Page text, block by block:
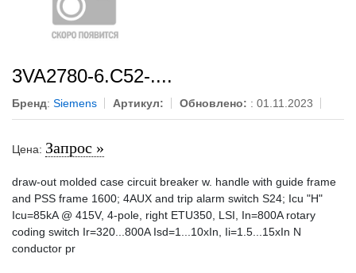
3VA2780-6.C52-....
Бренд: Siemens Артикул: Обновлено: : 01.11.2023
Цена: Запрос »
draw-out molded case circuit breaker w. handle with guide frame
and PSS frame 1600; 4AUX and trip alarm switch S24; Icu "H"
Icu=85kA @ 415V, 4-pole, right ETU350, LSI, In=800A rotary
coding switch Ir=320...800A Isd=1...10xIn, Ii=1.5...15xIn N
conductor pr